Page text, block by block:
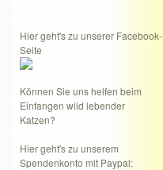
Hier geht's zu unserer Facebook-
Seite
Können Sie uns helfen beim
Einfangen wild lebender
Katzen?
Hier geht's zu unserem
Spendenkonto mit Paypal: